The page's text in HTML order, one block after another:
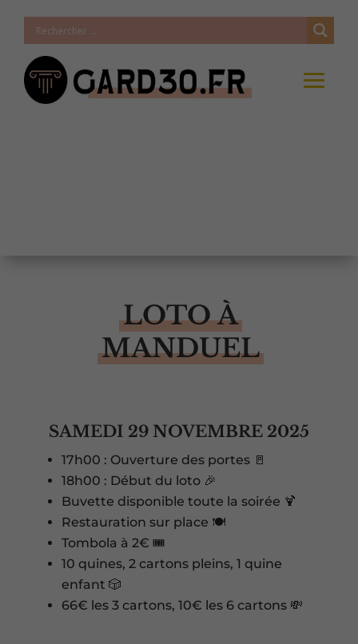
LOTO À
MANDUEL
SAMEDI 29 NOVEMBRE 2025
17h00 : Ouverture des portes 🚪
18h00 : Début du loto 🎉
Buvette disponible toute la soirée 🍹
Restauration sur place 🍽️
Tombola à 2€ 🎟️
10 quines, 2 cartons pleins, 1 quine
enfant 🎲
66€ les 3 cartons, 10€ les 6 cartons 💸